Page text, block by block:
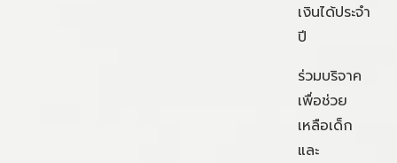
เงินได้ประจำ
ปี
ร่วมบริจาค
เพื่อช่วย
เหลือเด็ก
และ